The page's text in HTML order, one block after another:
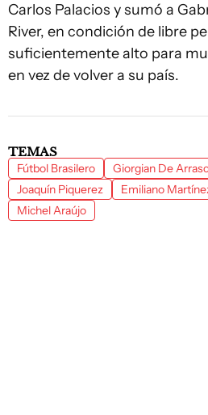
Carlos Palacios y sumó a
River, en condición de libre
suficientemente alto para
en vez de volver a su país.
TEMAS
Fútbol Brasilero Giorgian De
Joaquín Piquerez
Emiliano
Michel Araújo